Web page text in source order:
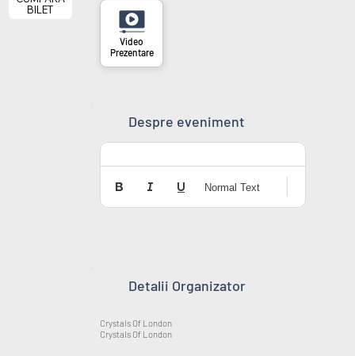
Video
Prezentare
Despre eveniment
Normal Text
Detalii Organizator
Crystals Of London
Crystals Of London
BILET